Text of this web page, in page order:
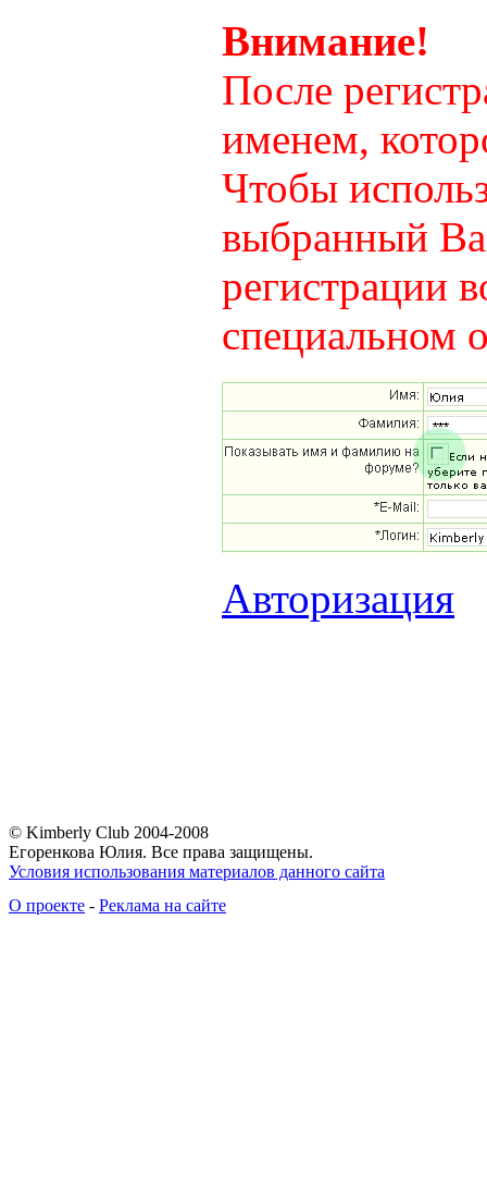
Внимание!
После
именем,
Чтобы
выбранный
регистрации
специальном
Авторизация
© Kimberly Club 2004-2008
Егоренкова Юлия. Все права защищены.
Условия использования материалов данного сайта
О проекте - Реклама на сайте